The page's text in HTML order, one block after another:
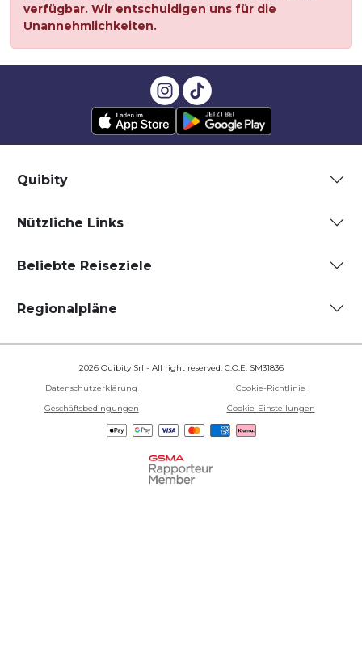
verfügbar. Wir entschuldigen uns für die
Unannehmlichkeiten.
Quibity
Nützliche Links
Beliebte Reiseziele
Regionalpläne
2026 Quibity Srl - All right reserved. C.O.E. SM31836
Datenschutzerklärung
Cookie-Richtlinie
Geschäftsbedingungen
Cookie-Einstellungen